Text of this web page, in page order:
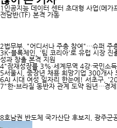
1 인공지능 데이터 센터 초대형 사업(메가
전담반(TF) 본격 가동
2법무부, "어디서나 주총 참여"…슈퍼 주
3K-블록체인, '팀 코리아'로 유럽 시장
성과 창출 본격 지원
4"잠재성장률 3%·세계무역 4강·국민소
5서울시, 중장년 채용 희망기업 300개사
6AI 시대 여성 일자리 한눈에! 서초구,
7"한-브라질 동반자 관계 도약 원년…경
8호남권 반도체 국가산단 후보지, 광주